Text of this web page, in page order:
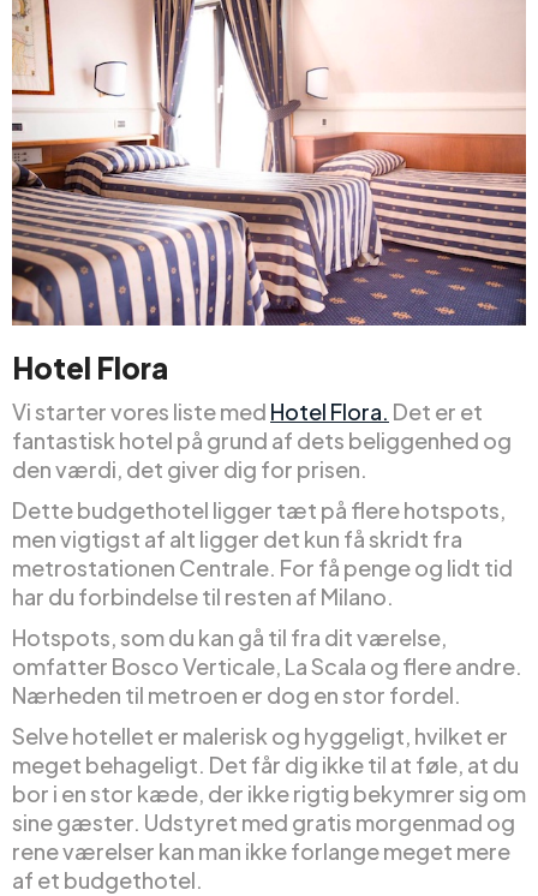
Hotel Flora
Vi starter vores liste med Hotel Flora. Det er et
fantastisk hotel på grund af dets beliggenhed og
den værdi, det giver dig for prisen.
Dette budgethotel ligger tæt på flere hotspots,
men vigtigst af alt ligger det kun få skridt fra
metrostationen Centrale. For få penge og lidt tid
har du forbindelse til resten af Milano.
Hotspots, som du kan gå til fra dit værelse,
omfatter Bosco Verticale, La Scala og flere andre.
Nærheden til metroen er dog en stor fordel.
Selve hotellet er malerisk og hyggeligt, hvilket er
meget behageligt. Det får dig ikke til at føle, at du
bor i en stor kæde, der ikke rigtig bekymrer sig om
sine gæster. Udstyret med gratis morgenmad og
rene værelser kan man ikke forlange meget mere
af et budgethotel.